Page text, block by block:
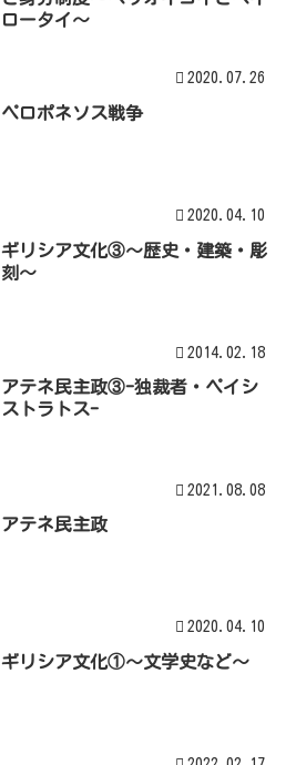
ロータイ～
2020.07.26
ペロポネソス戦争
2020.04.10
ギリシア文化③～歴史・建築・彫
刻～
2014.02.18
アテネ民主政③-独裁者・ペイシ
ストラトス-
2021.08.08
アテネ民主政
2020.04.10
ギリシア文化①～文学史など～